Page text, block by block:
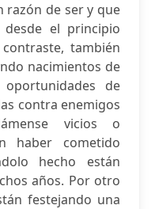
razón de ser y que
desde el principio
también
nacimientos de
de
contra enemigos
vicios o
haber cometido
hecho están
años. Por otro
festejando una